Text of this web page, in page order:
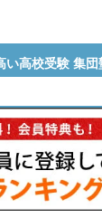
い高校受験 集